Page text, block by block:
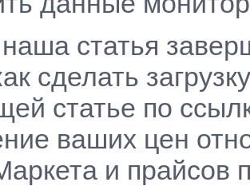
статья
сделать
статье по
ваших цен
и прайсов